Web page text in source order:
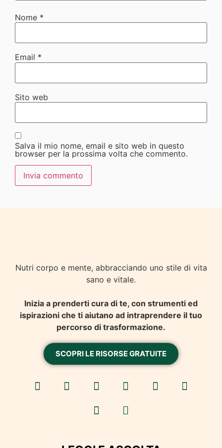
Nome *
Email *
Sito web
Salva il mio nome, email e sito web in questo
browser per la prossima volta che commento.
Nutri corpo e mente, abbracciando uno stile di vita
sano e vitale.
Inizia a prenderti cura di te, con strumenti ed
ispirazioni che ti aiutano ad intraprendere il tuo
percorso di trasformazione.
SCOPRI LE RISORSE GRATUITE